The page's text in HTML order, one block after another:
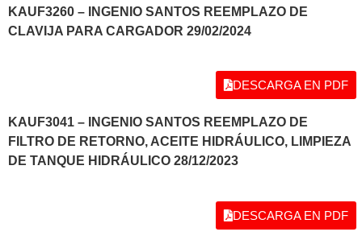
KAUF3260 – INGENIO SANTOS REEMPLAZO DE
CLAVIJA PARA CARGADOR 29/02/2024
DESCARGA EN PDF
KAUF3041 – INGENIO SANTOS REEMPLAZO DE
FILTRO DE RETORNO, ACEITE HIDRÁULICO, LIMPIEZA
DE TANQUE HIDRÁULICO 28/12/2023
DESCARGA EN PDF